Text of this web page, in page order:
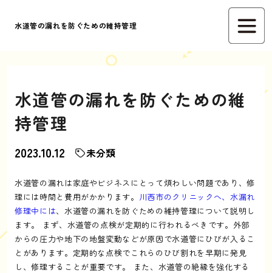
水道管の漏れを防ぐための維持管理
水道管の漏れを防ぐための維
持管理
2023.10.12 未分類
水道管の漏れは家庭やビジネスにとって煩わしい問題であり、修
理には時間と費用がかかります。 川西市のクリニックへ、水漏れ
修理中には、水道管の漏れを防ぐための維持管理について説明し
ます。 まず、水道管の点検が定期的に行われるべきです。外部
からの圧力や地下の地盤変動などが原因で水道管にひびが入るこ
とがあります。定期的な点検でこれらのひび割れを早期に発見
し、修理することが重要です。 また、水道管の絶縁を強化する